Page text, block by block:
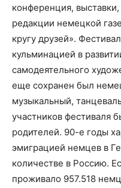
конференция,
редакции немецкой
кругу друзей».
кульминацией в
самодеятельного
еще сохранен был
музыкальный,
участников фестиваля
родителей. 90-е годы
эмиграцией немцев в
количестве в Россию.
проживало 957.518